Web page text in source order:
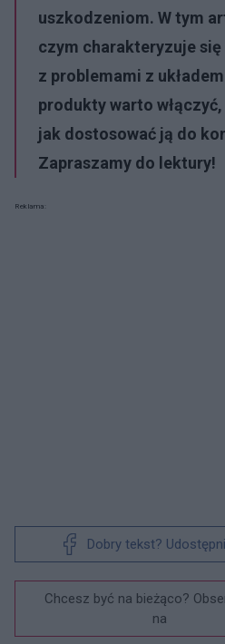
uszkodzeniom. W tym
czym charakteryzuje
z problemami z
produkty warto
jak dostosować ją do
Zapraszamy do lektury!
Reklama:
Dobry tekst?
Chcesz być na bieżąco?
na